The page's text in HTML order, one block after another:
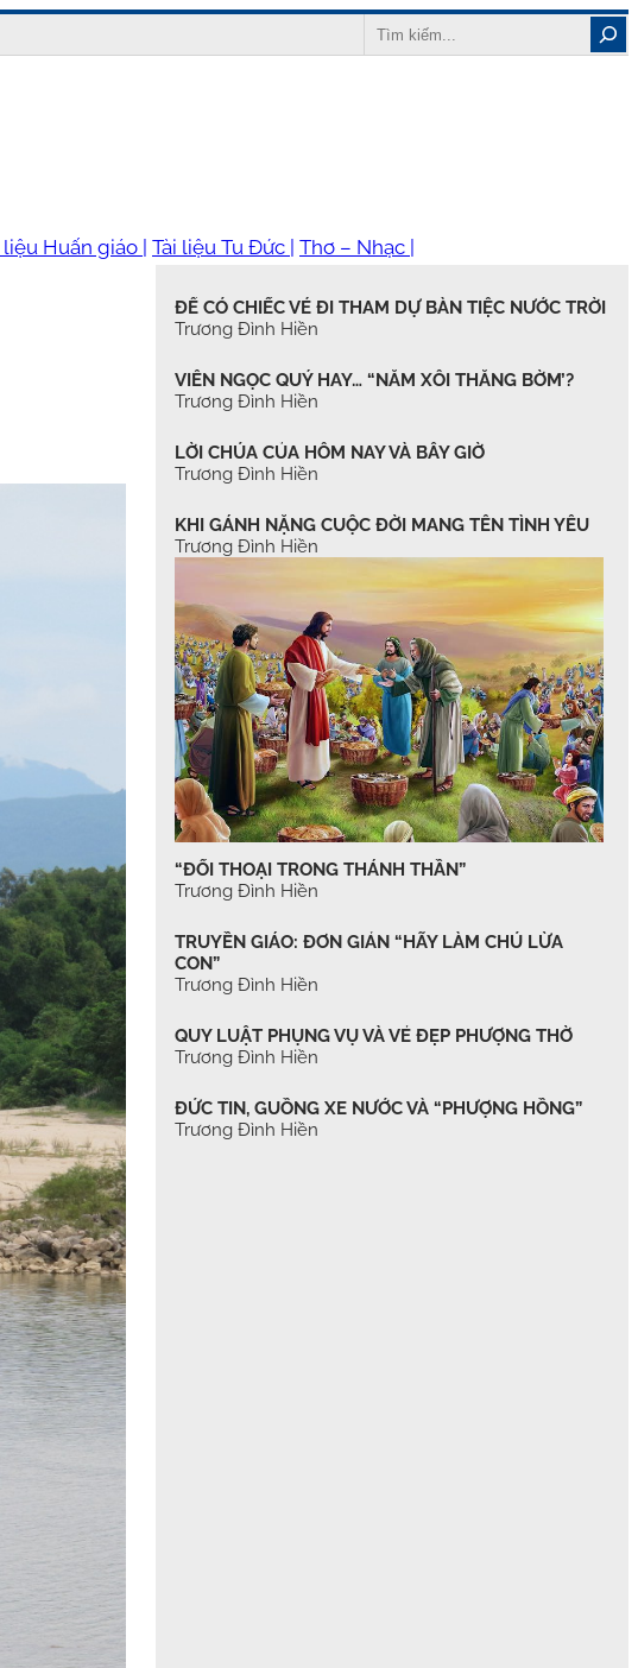
Search
liệu Huấn giáo | Tài liệu Tu Đức | Thơ – Nhạc |
ĐỂ CÓ CHIẾC VÉ ĐI THAM DỰ BÀN TIỆC NƯỚC TRỜI
Trương Đình Hiền
VIÊN NGỌC QUÝ HAY… “NẮM XÔI THẰNG BỜM’?
Trương Đình Hiền
LỜI CHÚA CỦA HÔM NAY VÀ BÂY GIỜ
Trương Đình Hiền
KHI GÁNH NẶNG CUỘC ĐỜI MANG TÊN TÌNH YÊU
Trương Đình Hiền
“ĐỐI THOẠI TRONG THÁNH THẦN”
Trương Đình Hiền
TRUYỀN GIÁO: ĐƠN GIẢN “HÃY LÀM CHÚ LỪA
CON”
Trương Đình Hiền
QUY LUẬT PHỤNG VỤ VÀ VẺ ĐẸP PHƯỢNG THỜ
Trương Đình Hiền
ĐỨC TIN, GUỒNG XE NƯỚC VÀ “PHƯỢNG HỒNG”
Trương Đình Hiền